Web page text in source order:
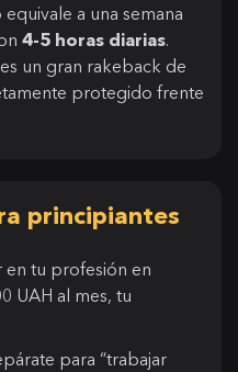
equivale a una semana
4-5 horas diarias.
un gran rakeback de
protegido frente
principiantes
tu profesión en
UAH al mes, tu
para “trabajar